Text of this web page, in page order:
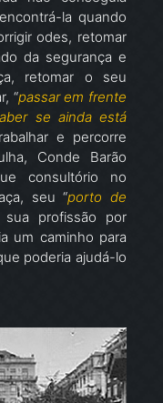
la quando
odes, retomar
da segurança e
retomar o seu
“passar em frente
se ainda está
e percorre
Conde Barão
consultório no
seu “porto de
profissão por
um caminho para
poderia ajudá-lo